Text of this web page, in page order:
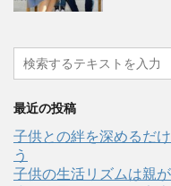
最近の投稿
子供との絆を深めるだ
う
子供の生活リズムは親